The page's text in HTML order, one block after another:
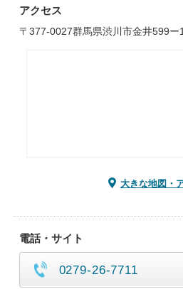
アクセス
〒377-0027群馬県渋川市金井599ー1
大きな地図・
電話・サイト
0279-26-7711